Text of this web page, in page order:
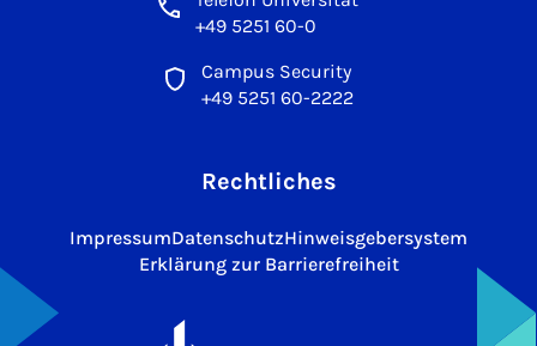
+49 5251 60-0
Campus Security
+49 5251 60-2222
Rechtliches
ImpressumDatenschutzHinweisgebersystem
Erklärung zur Barrierefreiheit